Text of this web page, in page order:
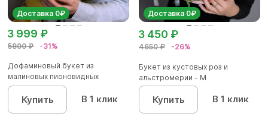
Доставка 0₽
5800 ₽ -31%
3 999 ₽
Дофаминовый букет из
малиновых пионовидных
кустовых роз...
Купить В 1 клик
Доставка 0₽
4650 ₽ -26%
3 450 ₽
Букет из кустовых роз и
альстромерии - М
Купить В 1 клик